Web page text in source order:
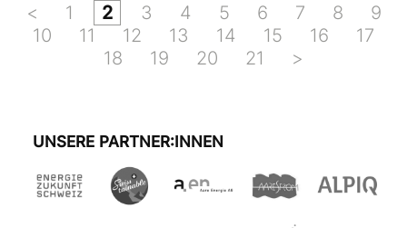
< 1 2 3 4 5 6 7 8
9
10
11 12 13 14 15 16
17
18
19 20 21 >
UNSERE PARTNER:INNEN